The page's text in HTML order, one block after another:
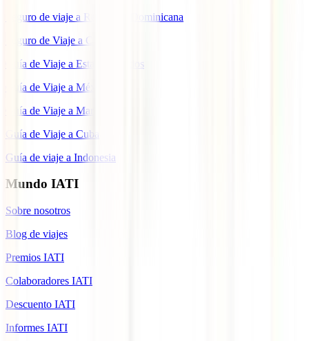
Seguro de viaje a República Dominicana
Seguro de Viaje a Colombia
Guía de Viaje a Estados Unidos
Guía de Viaje a México
Guía de Viaje a Marruecos
Guía de Viaje a Cuba
Guía de viaje a Indonesia
Mundo IATI
Sobre nosotros
Blog de viajes
Premios IATI
Colaboradores IATI
Descuento IATI
Informes IATI